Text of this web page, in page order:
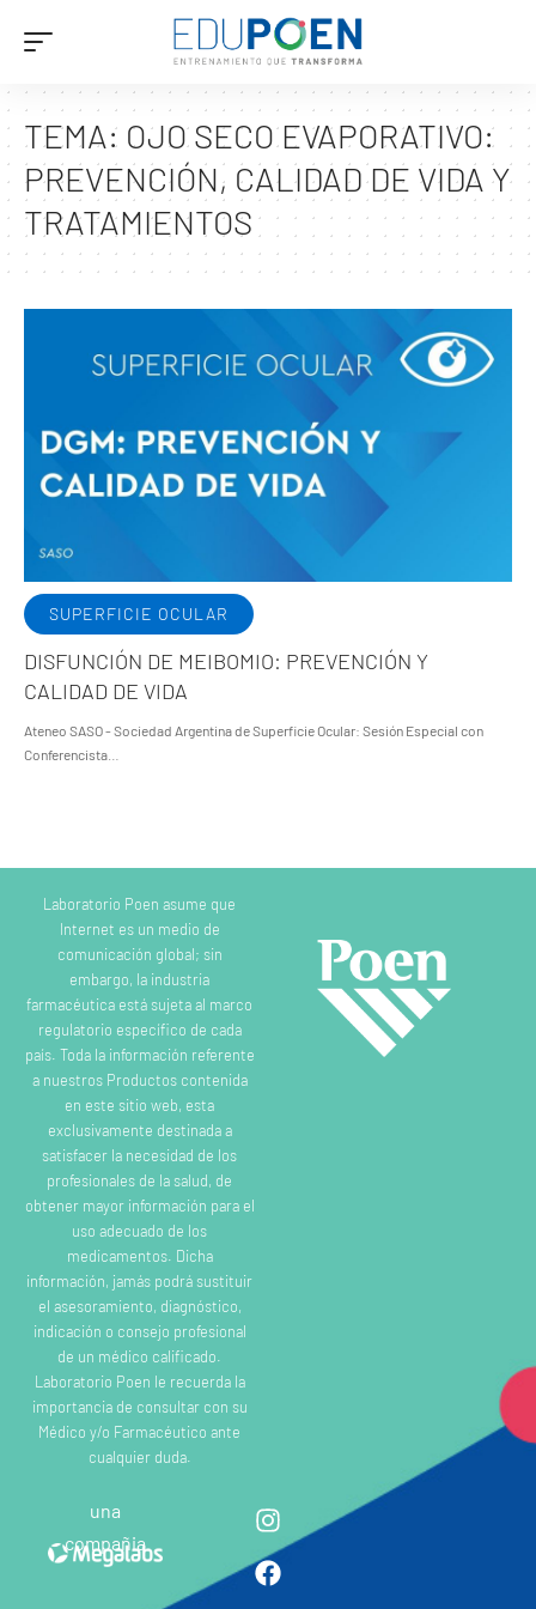
TEMA: OJO SECO EVAPORATIVO:
PREVENCIÓN, CALIDAD DE VIDA Y
TRATAMIENTOS
SUPERFICIE OCULAR
DISFUNCIÓN DE MEIBOMIO: PREVENCIÓN Y
CALIDAD DE VIDA
Ateneo SASO - Sociedad Argentina de Superficie Ocular: Sesión Especial con
Conferencista…
Laboratorio Poen asume que
Internet es un medio de
comunicación global; sin
embargo, la industria
farmacéutica está sujeta al marco
regulatorio específico de cada
país. Toda la información referente
a nuestros Productos contenida
en este sitio web, esta
exclusivamente destinada a
satisfacer la necesidad de los
profesionales de la salud, de
obtener mayor información para el
uso adecuado de los
medicamentos. Dicha
información, jamás podrá sustituir
el asesoramiento, diagnóstico,
indicación o consejo profesional
de un médico calificado.
Laboratorio Poen le recuerda la
importancia de consultar con su
Médico y/o Farmacéutico ante
cualquier duda.
una
compañia